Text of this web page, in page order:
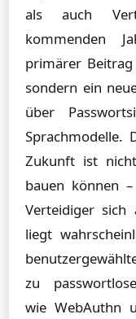
als auch
kommenden
primärer
sondern ein
über
Sprachmodelle.
Zukunft ist
bauen können
Verteidiger sich
liegt
zu
wie WebAuthn